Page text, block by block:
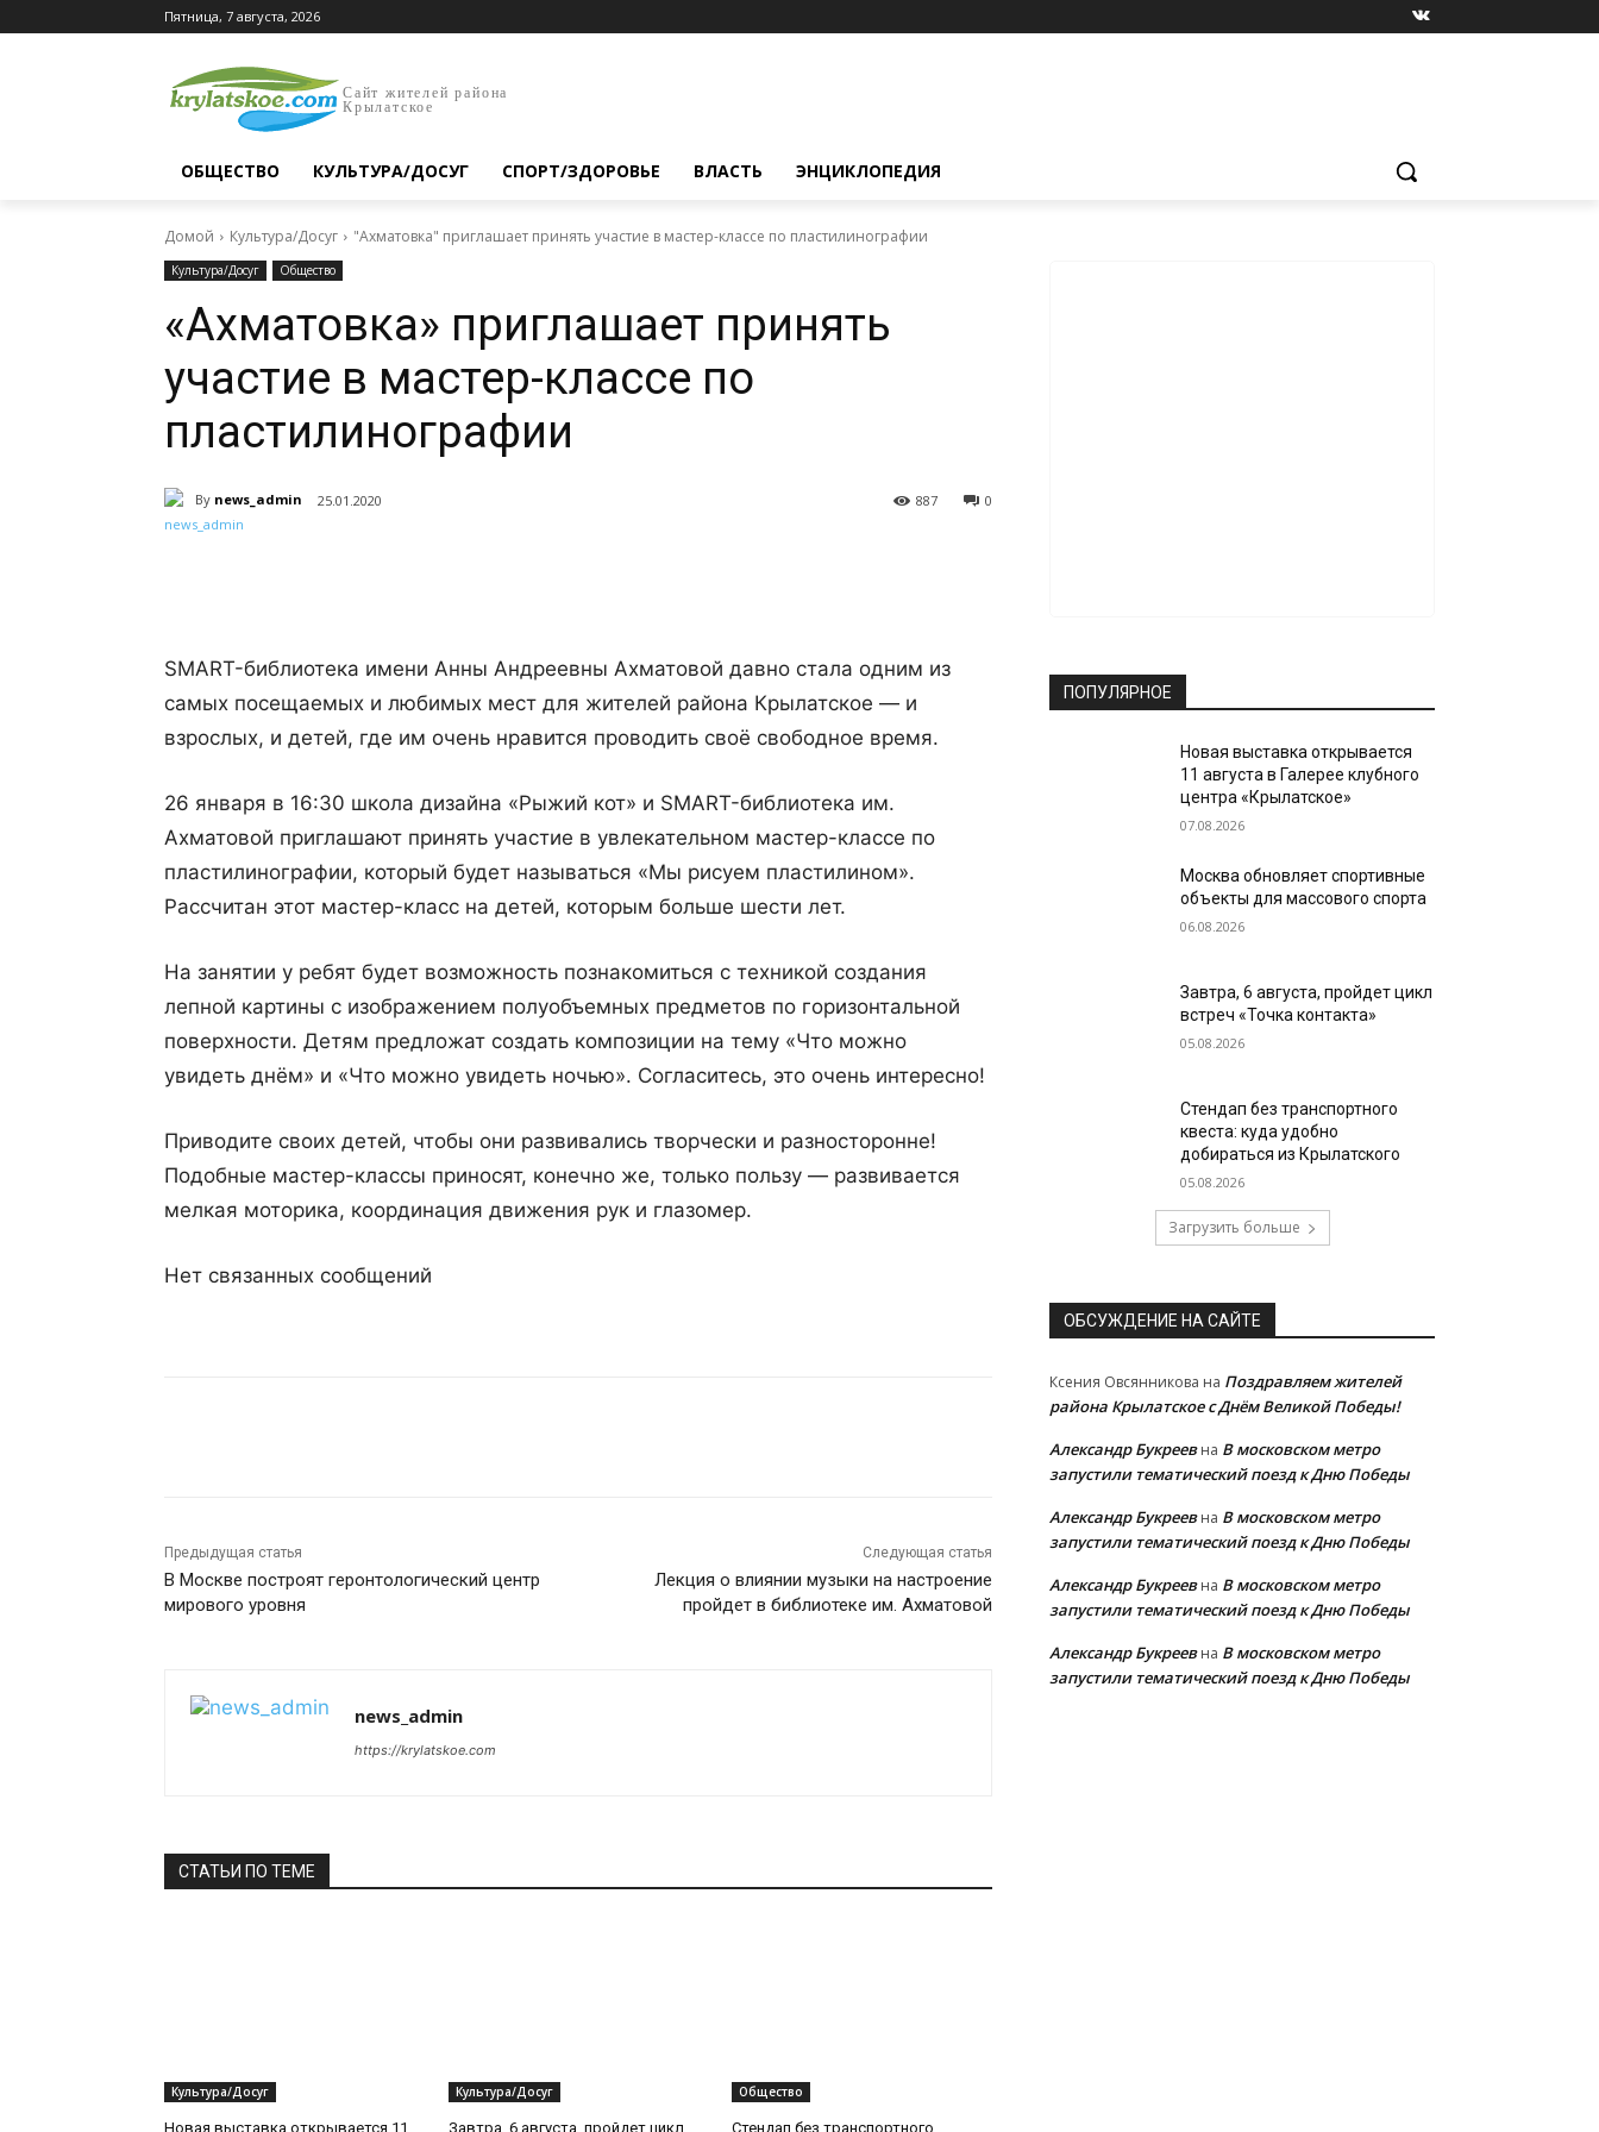
Пятница, 7 августа, 2026
Сайт жителей района
Крылатское
ОБЩЕСТВО КУЛЬТУРА/ДОСУГ СПОРТ/ЗДОРОВЬЕ ВЛАСТЬ ЭНЦИКЛОПЕДИЯ
Домой Культура/Досуг "Ахматовка" приглашает принять участие в мастер-классе по пластилинографии
Культура/Досуг Общество
«Ахматовка» приглашает принять
участие в мастер-классе по
пластилинографии
By news_admin 25.01.2020 0
887
SMART-библиотека имени Анны Андреевны Ахматовой давно стала одним из
самых посещаемых и любимых мест для жителей района Крылатское — и
взрослых, и детей, где им очень нравится проводить своё свободное время.
26 января в 16:30 школа дизайна «Рыжий кот» и SMART-библиотека им.
Ахматовой приглашают принять участие в увлекательном мастер-классе по
пластилинографии, который будет называться «Мы рисуем пластилином».
Рассчитан этот мастер-класс на детей, которым больше шести лет.
На занятии у ребят будет возможность познакомиться с техникой создания
лепной картины с изображением полуобъемных предметов по горизонтальной
поверхности. Детям предложат создать композиции на тему «Что можно
увидеть днём» и «Что можно увидеть ночью». Согласитесь, это очень интересно!
Приводите своих детей, чтобы они развивались творчески и разносторонне!
Подобные мастер-классы приносят, конечно же, только пользу — развивается
мелкая моторика, координация движения рук и глазомер.
Нет связанных сообщений
Предыдущая статья
В Москве построят геронтологический центр
мирового уровня
Следующая статья
Лекция о влиянии музыки на настроение
пройдет в библиотеке им. Ахматовой
news_admin
https://krylatskoe.com
СТАТЬИ ПО ТЕМЕ
Культура/Досуг
Новая выставка открывается 11
Культура/Досуг
Завтра, 6 августа, пройдет цикл
Общество
Стендап без транспортного
ПОПУЛЯРНОЕ
Новая выставка открывается
11 августа в Галерее клубного
центра «Крылатское»
07.08.2026
Москва обновляет спортивные
объекты для массового спорта
06.08.2026
Завтра, 6 августа, пройдет цикл
встреч «Точка контакта»
05.08.2026
Стендап без транспортного
квеста: куда удобно
добираться из Крылатского
05.08.2026
Загрузить больше
ОБСУЖДЕНИЕ НА САЙТЕ
Ксения Овсянникова на Поздравляем жителей
района Крылатское с Днём Великой Победы!
Александр Букреевна В московском метро
запустили тематический поезд к Дню Победы
Александр Букреевна В московском метро
запустили тематический поезд к Дню Победы
Александр Букреевна В московском метро
запустили тематический поезд к Дню Победы
Александр Букреевна В московском метро
запустили тематический поезд к Дню Победы